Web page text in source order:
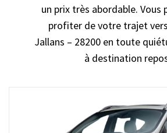
un prix très abordable. Vous
profiter de votre trajet
Jallans – 28200 en toute
à destination